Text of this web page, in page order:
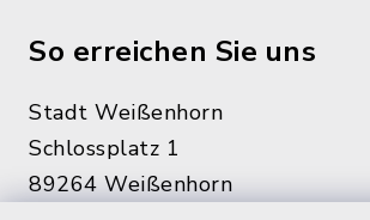
So erreichen Sie uns
Stadt Weißenhorn
Schlossplatz 1
89264 Weißenhorn